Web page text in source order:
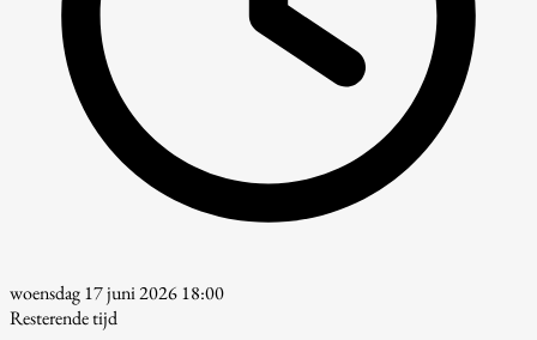
woensdag 17 juni 2026 18:00
Resterende tijd